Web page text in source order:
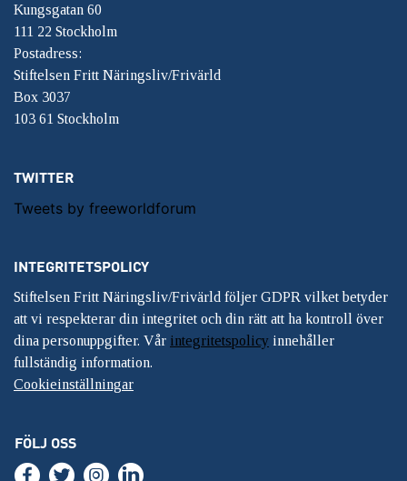
Kungsgatan 60
111 22 Stockholm
Postadress:
Stiftelsen Fritt Näringsliv/Frivärld
Box 3037
103 61 Stockholm
TWITTER
Tweets by freeworldforum
INTEGRITETSPOLICY
Stiftelsen Fritt Näringsliv/Frivärld följer GDPR vilket betyder
att vi respekterar din integritet och din rätt att ha kontroll över
dina personuppgifter. Vår integritetspolicy innehåller
fullständig information.
Cookieinställningar
FÖLJ OSS